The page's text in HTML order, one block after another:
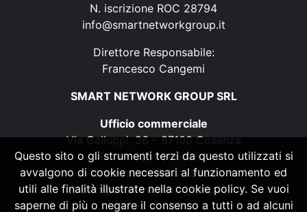
N. iscrizione ROC 28794
info@smartnetworkgroup.it
Direttore Responsabile:
Francesco Cangemi
SMART NETWORK GROUP SRL
Ufficio commerciale
Via Galluppi, 26 – 87100 Cosenza
P. IVA 03500860782
N. iscrizione ROC 28794
info@smartnetworkgroup.it
Questo sito o gli strumenti terzi da questo utilizzati si
avvalgono di cookie necessari al funzionamento ed
utili alle finalità illustrate nella cookie policy. Se vuoi
saperne di più o negare il consenso a tutti o ad alcuni